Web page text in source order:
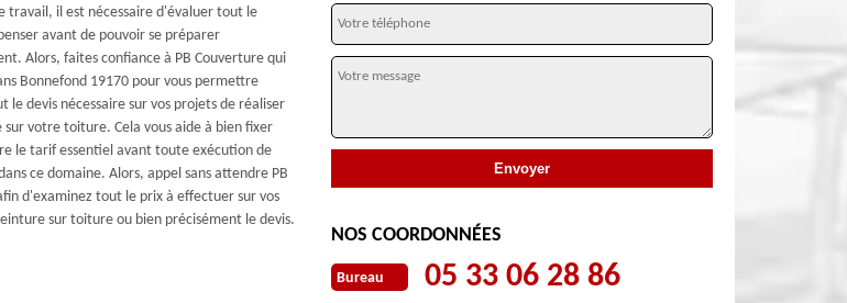
travail, il est nécessaire d'évaluer tout le
avant de pouvoir se préparer
Alors, faites confiance à PB Couverture qui
Bonnefond 19170 pour vous permettre
le devis nécessaire sur vos projets de réaliser
votre toiture. Cela vous aide à bien fixer
le tarif essentiel avant toute exécution de
ce domaine. Alors, appel sans attendre PB
d'examinez tout le prix à effectuer sur vos
sur toiture ou bien précisément le devis.
NOS COORDONNÉES
Bureau 05 33 06 28 86